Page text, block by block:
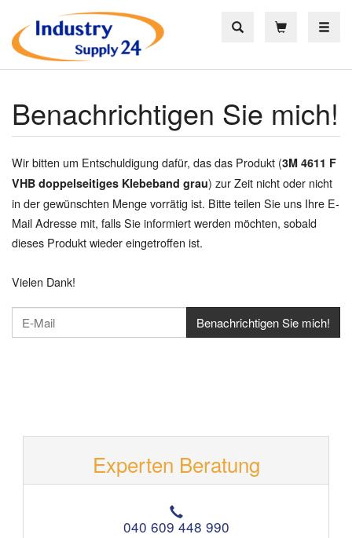
Benachrichtigen Sie mich!
Wir bitten um Entschuldigung dafür, das das Produkt (3M 4611 F
VHB doppelseitiges Klebeband grau) zur Zeit nicht oder nicht
in der gewünschten Menge vorrätig ist. Bitte teilen Sie uns Ihre E-
Mail Adresse mit, falls Sie informiert werden möchten, sobald
dieses Produkt wieder eingetroffen ist.
Vielen Dank!
Experten Beratung
T
e
040 609 448 990